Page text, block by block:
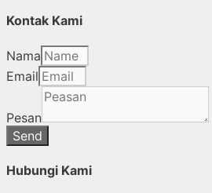
Kontak Kami
Nama
Email
Pesan
Send
Hubungi Kami